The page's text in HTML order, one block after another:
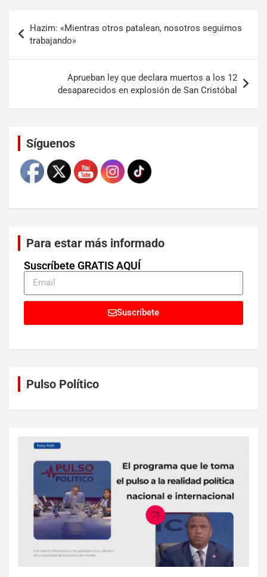
Hazim: «Mientras otros patalean, nosotros seguimos
trabajando»
Aprueban ley que declara muertos a los 12
desaparecidos en explosión de San Cristóbal
Síguenos
Para estar más informado
Suscríbete GRATIS AQUÍ
Suscríbete
Pulso Político